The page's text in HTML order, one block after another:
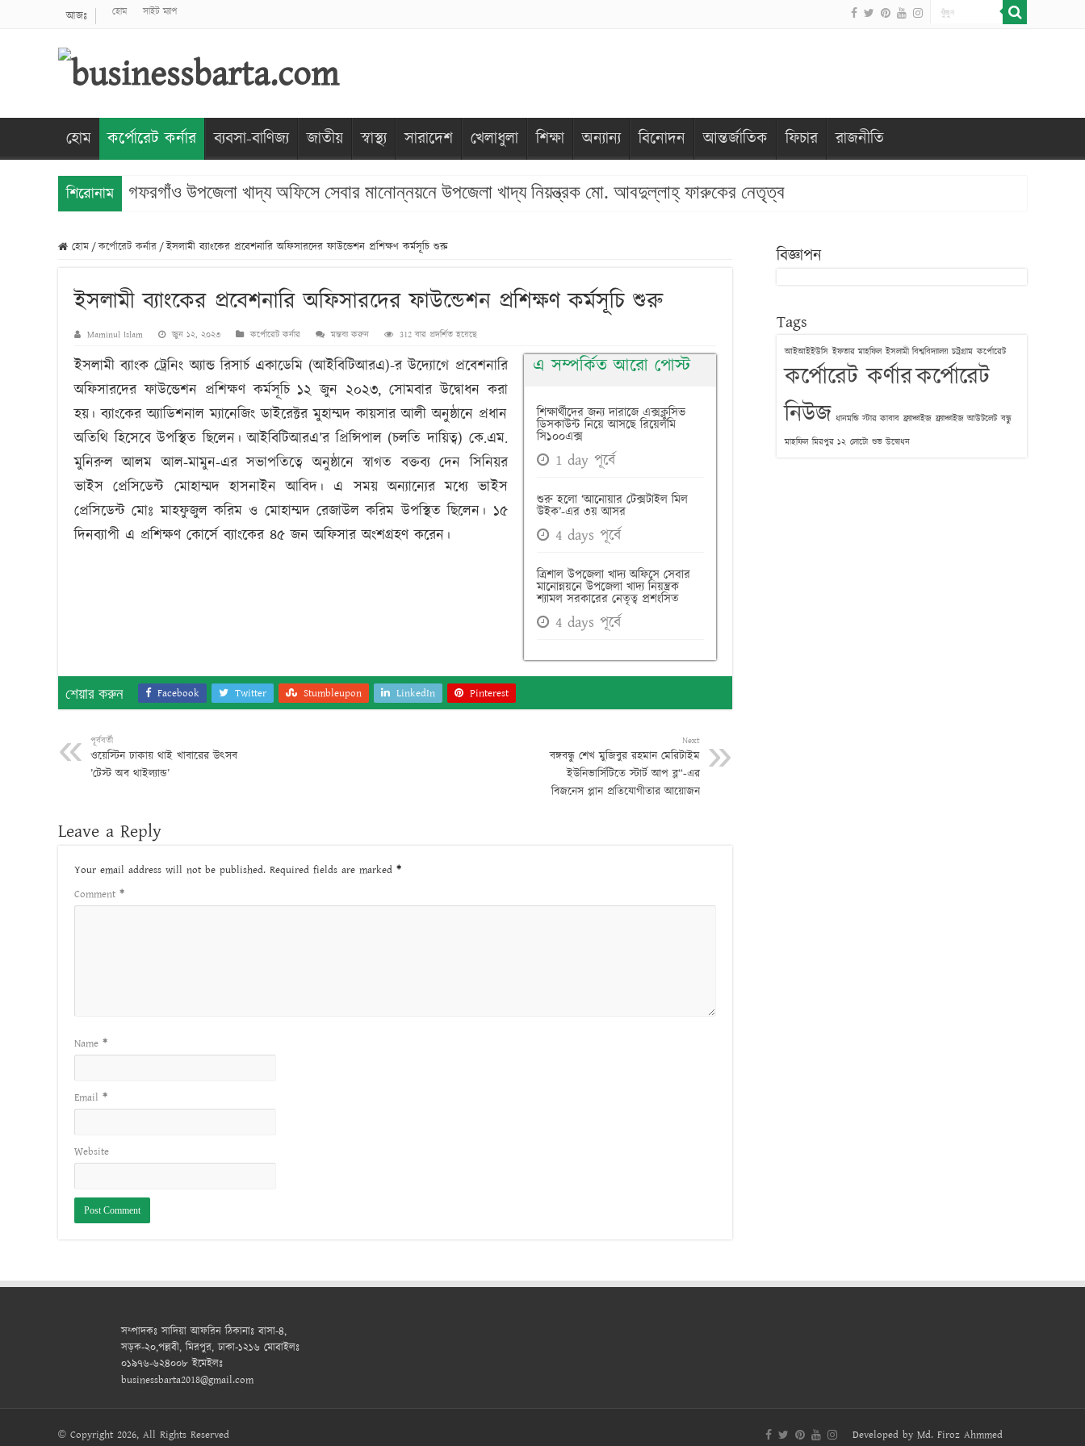
আজঃ হোম সাইট ম্যাপ
হোম কর্পোরেট কর্নার ব্যবসা-বাণিজ্য জাতীয় স্বাস্থ্য সারাদেশ খেলাধুলা শিক্ষা অন্যান্য বিনোদন আন্তর্জাতিক ফিচার রাজনীতি
শিরোনাম গফরগাঁও উপজেলা খাদ্য অফিসে সেবার মানোন্নয়নে উপজেলা খাদ্য নিয়ন্ত্রক মো. আবদুল্লাহ্ ফারুকের নেতৃত্ব
হোম /কর্পোরেট কর্নার /ইসলামী ব্যাংকের প্রবেশনারি অফিসারদের ফাউন্ডেশন প্রশিক্ষণ কর্মসূচি শুরু
ইসলামী ব্যাংকের প্রবেশনারি অফিসারদের ফাউন্ডেশন প্রশিক্ষণ কর্মসূচি শুরু
Maminul Islam জুন ১২, ২০২৩ কর্পোরেট কর্নার মন্তব্য করুন 312 বার প্রদর্শিত হয়েছে
এ সম্পর্কিত আরো পোস্ট
শিক্ষার্থীদের জন্য দারাজে এক্সক্লুসিভ
ডিসকাউন্ট নিয়ে আসছে রিয়েলমি
সি১০০এক্স
1 day পূর্বে
শুরু হলো ‘আনোয়ার টেক্সটাইল মিল
উইক’-এর ৩য় আসর
4 days পূর্বে
ত্রিশাল উপজেলা খাদ্য অফিসে সেবার
মানোন্নয়নে উপজেলা খাদ্য নিয়ন্ত্রক
শ্যামল সরকারের নেতৃত্ব প্রশংসিত
4 days পূর্বে
ইসলামী ব্যাংক ট্রেনিং অ্যান্ড রিসার্চ একাডেমি (আইবিটিআরএ)-র উদ্যোগে প্রবেশনারি
অফিসারদের ফাউন্ডেশন প্রশিক্ষণ কর্মসূচি ১২ জুন ২০২৩, সোমবার উদ্বোধন করা
হয়। ব্যাংকের অ্যাডিশনাল ম্যানেজিং ডাইরেক্টর মুহাম্মদ কায়সার আলী অনুষ্ঠানে প্রধান
অতিথি হিসেবে উপস্থিত ছিলেন। আইবিটিআরএ’র প্রিন্সিপাল (চলতি দায়িত্ব) কে.এম.
মুনিরুল আলম আল-মামুন-এর সভাপতিত্বে অনুষ্ঠানে স্বাগত বক্তব্য দেন সিনিয়র
ভাইস প্রেসিডেন্ট মোহাম্মদ হাসনাইন আবিদ। এ সময় অন্যান্যের মধ্যে ভাইস
প্রেসিডেন্ট মোঃ মাহফুজুল করিম ও মোহাম্মদ রেজাউল করিম উপস্থিত ছিলেন। ১৫
দিনব্যাপী এ প্রশিক্ষণ কোর্সে ব্যাংকের ৪৫ জন অফিসার অংশগ্রহণ করেন।
শেয়ার করুন Facebook Twitter Stumbleupon LinkedIn Pinterest
পূর্ববর্তী
ওয়েস্টিন ঢাকায় থাই খাবারের উৎসব
’টেস্ট অব থাইল্যান্ড’
Next
বঙ্গবন্ধু শেখ মুজিবুর রহমান মেরিটাইম
ইউনিভার্সিটিতে স্টার্ট আপ ব্ল“-এর
বিজনেস প্লান প্রতিযোগীতার আয়োজন
Leave a Reply
Your email address will not be published. Required fields are marked *
Comment *
Name *
Email *
Website
বিজ্ঞাপন
Tags
আইআইইউসি ইফতার মাহফিল ইসলামী বিশ্ববিদ্যালয় চট্রগ্রাম কর্পোরেট
কর্পোরেট কর্ণারকর্পোরেট
নিউজ ধানমন্ডি স্টার কাবাব ফ্র্যাঞ্চাইজ ফ্র্যাঞ্চাইজ আউটলেট বন্ধু
মাহফিল মিরপুর ১২ লোটো শুভ উদ্বোধন
সম্পাদকঃ সাদিয়া আফরিন ঠিকানাঃ বাসা-৪,
সড়ক-২০,পল্লবী, মিরপুর, ঢাকা-১২১৬ মোবাইলঃ
০১৯৭৬-৬২৪০০৮ ইমেইলঃ
businessbarta2018@gmail.com
Developed by Md. Firoz Ahmmed
© Copyright 2026, All Rights Reserved